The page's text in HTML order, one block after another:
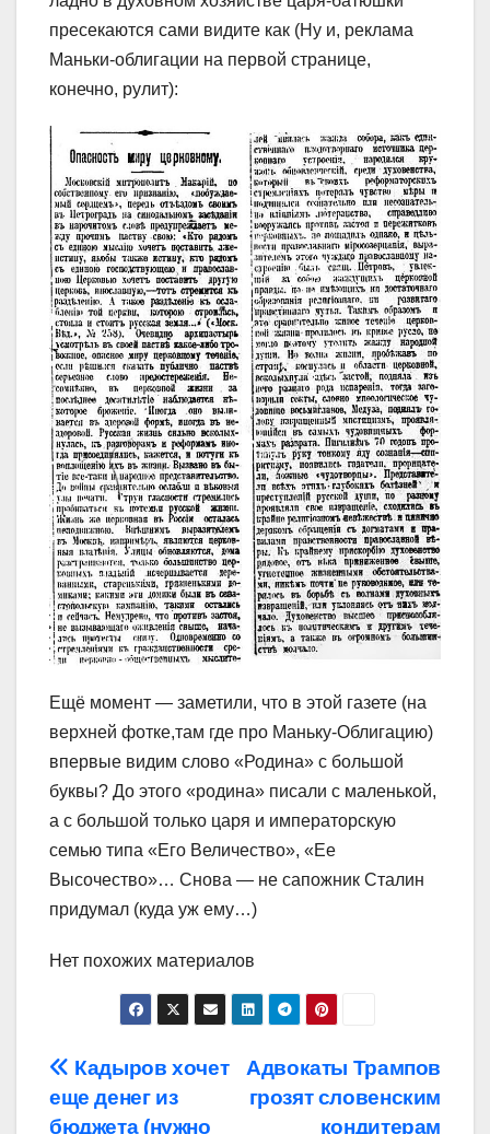
пресекаются сами видите как (Ну и, реклама
Маньки-облигации на первой странице,
конечно, рулит):
Ещё момент — заметили, что в этой газете (на
верхней фотке,там где про Маньку-Облигацию)
впервые видим слово «Родина» с большой
буквы? До этого «родина» писали с маленькой,
а с большой только царя и императорскую
семью типа «Его Величество», «Ее
Высочество»… Снова — не сапожник Сталин
придумал (куда уж ему…)
Нет похожих материалов
Навигация
по
Адвокаты Трампов
грозят словенским
кондитерам
Кадыров хочет
еще денег из
бюджета (нужно